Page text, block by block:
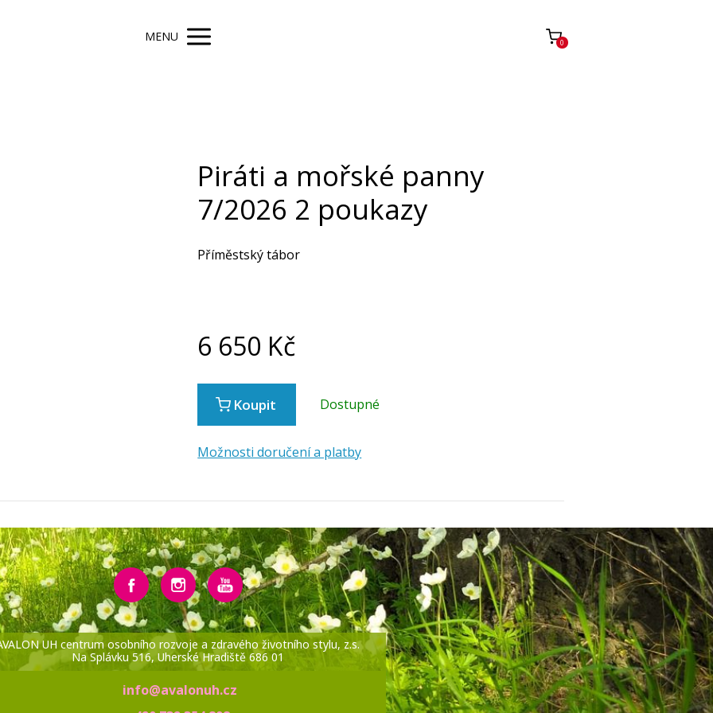
MENU 0
Piráti a mořské panny
7/2026 2 poukazy
Příměstský tábor
6 650 Kč
Koupit Dostupné
Možnosti doručení a platby
UH centrum osobního rozvoje a zdravého životního stylu, z.s.
Na Splávku 516, Uherské Hradiště 686 01
info@avalonuh.cz